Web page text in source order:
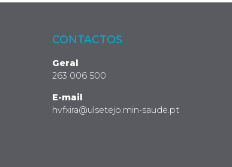
CONTACTOS
Geral
263 006 500
E-mail
hvfxira@ulsetejo.min-saude.pt